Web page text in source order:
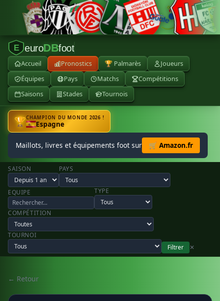
E euroDBfoot
Accueil Pronostics 🏆 Palmarès
Joueurs
Équipes
Pays Matchs
Compétitions
Saisons
Stades Tournois
🏆CHAMPION DU MONDE 2026 !
Espagne
Maillots, livres et équipements foot sur 🛒 Amazon.fr
SAISON PAYS
EQUIPE TYPE
COMPÉTITION
TOURNOI
Filtrer
✕
← Retour